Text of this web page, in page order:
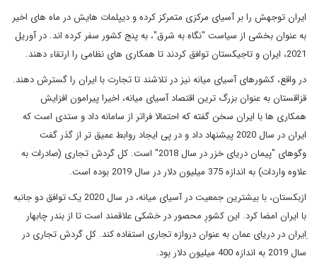
ایران توجهش را بر آسیای مرکزی متمرکز کرده و دیپلمات هایش در ماه های اخیر
به عنوان بخشی از سیاست "نگاه به شرق"، به پنج کشور سفر کرده اند. در آوریل
2021، ایران و تاجیکستان توافق کردند تا همکاری های نظامی را ارتقاء دهند.
در واقع، کشورهای آسیای میانه نیز در تلاشند تا تجارت با ایران را گسترش دهند.
قزاقستان به عنوان بزرگ ترین اقتصاد آسیای میانه، اخیرا پیرامون افزایش
همکاری ها با ایران سخن گفته که احتمالا فراتر از سامانه داد و ستدی است که
ایران در سال 2020 پیشنهاد داد و در پی ایجاد روابط عمیق تر از گذر گفت
وگوهای "پیمان دریای خزر در سال 2018" است. کل گردش تجاری (صادرات به
علاوه واردات) به اندازه 375 میلیون دلار در سال 2019 بوده است.
ازبکستان، با بیشترین جمعیت در آسیای میانه، در سال 2020 یک توافق دو جانبه
با ایران امضا کرد. این کشورِ محصور در خشکی علاقمند است تا از بندر چابهار
ِایران در دریای عمان به عنوان دروازه تجاری استفاده کند. کل گردش تجاری در
سال 2019 به اندازه 400 میلیون دلار بود.